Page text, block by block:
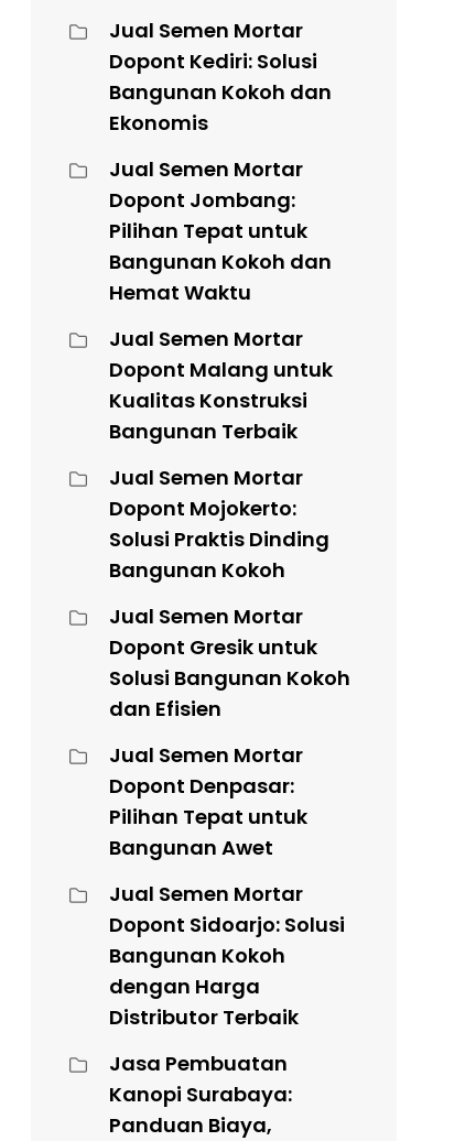
Jual Semen Mortar
Dopont Kediri: Solusi
Bangunan Kokoh dan
Ekonomis
Jual Semen Mortar
Dopont Jombang:
Pilihan Tepat untuk
Bangunan Kokoh dan
Hemat Waktu
Jual Semen Mortar
Dopont Malang untuk
Kualitas Konstruksi
Bangunan Terbaik
Jual Semen Mortar
Dopont Mojokerto:
Solusi Praktis Dinding
Bangunan Kokoh
Jual Semen Mortar
Dopont Gresik untuk
Solusi Bangunan Kokoh
dan Efisien
Jual Semen Mortar
Dopont Denpasar:
Pilihan Tepat untuk
Bangunan Awet
Jual Semen Mortar
Dopont Sidoarjo: Solusi
Bangunan Kokoh
dengan Harga
Distributor Terbaik
Jasa Pembuatan
Kanopi Surabaya:
Panduan Biaya,